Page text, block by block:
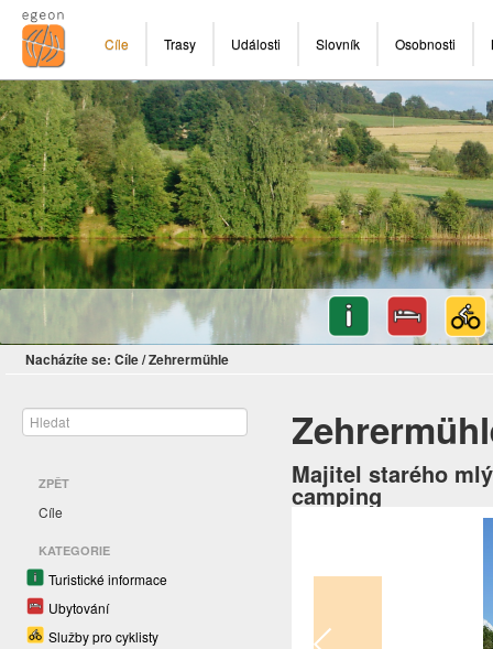
Cíle Trasy Události Slovník Osobnosti
Nacházíte se: Cíle/Zehrermühle
ZPĚT
Cíle
KATEGORIE
Turistické informace
Ubytování
Služby pro cyklisty
Majitel starého
camping